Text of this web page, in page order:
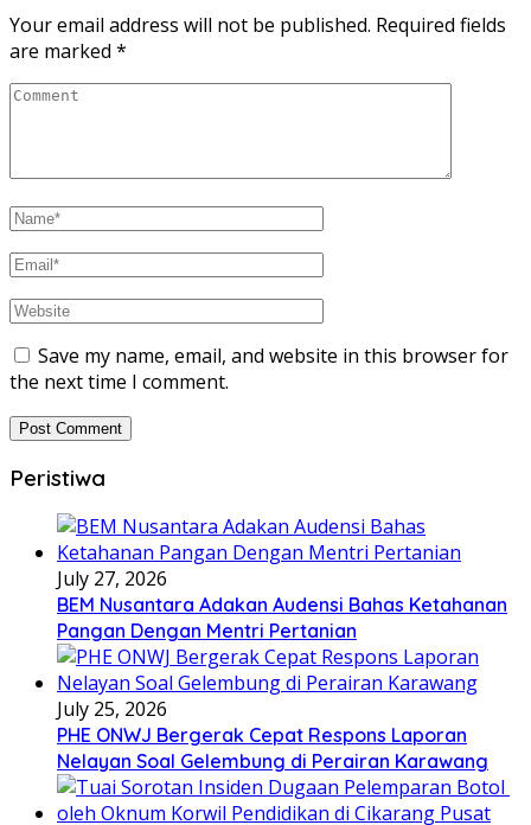
Your email address will not be published. Required fields
are marked *
Save my name, email, and website in this browser for
the next time I comment.
Peristiwa
July 27, 2026
BEM Nusantara Adakan Audensi Bahas Ketahanan
Pangan Dengan Mentri Pertanian
July 25, 2026
PHE ONWJ Bergerak Cepat Respons Laporan
Nelayan Soal Gelembung di Perairan Karawang